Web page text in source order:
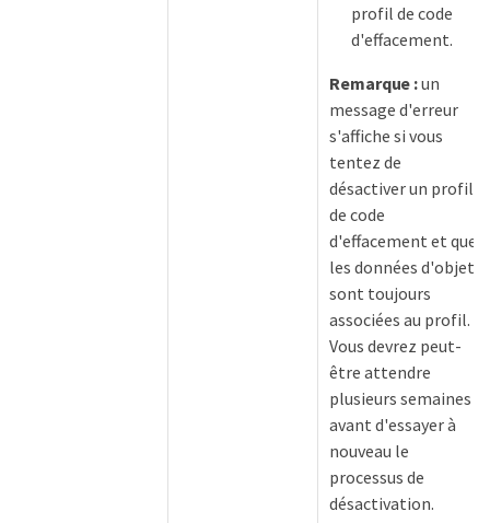
profil de code
d'effacement.
Remarque :un
message d'erreur
s'affiche si vous
tentez de
désactiver un profil
de code
d'effacement et que
les données d'objet
sont toujours
associées au profil.
Vous devrez peut-
être attendre
plusieurs semaines
avant d'essayer à
nouveau le
processus de
désactivation.